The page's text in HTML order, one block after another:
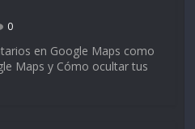
0
en Google Maps como
Maps y Cómo ocultar tus